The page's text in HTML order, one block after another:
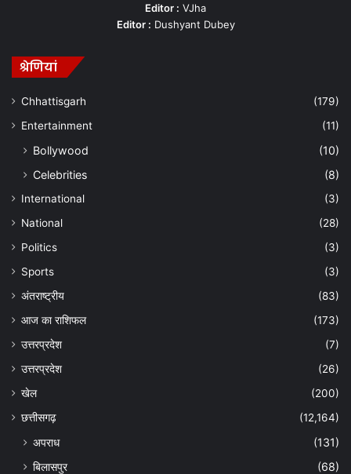
Editor : VJha
Editor : Dushyant Dubey
श्रेणियां
Chhattisgarh
(179)
Entertainment
(11)
Bollywood
(10)
Celebrities
(8)
International
(3)
National
(28)
Politics
(3)
Sports
(3)
अंतराष्ट्रीय
(83)
आज का राशिफल
(173)
उत्तरप्रदेश
(7)
उत्तरप्रदेश
(26)
खेल
(200)
छत्तीसगढ़
(12,164)
अपराध
(131)
बिलासपुर
(68)